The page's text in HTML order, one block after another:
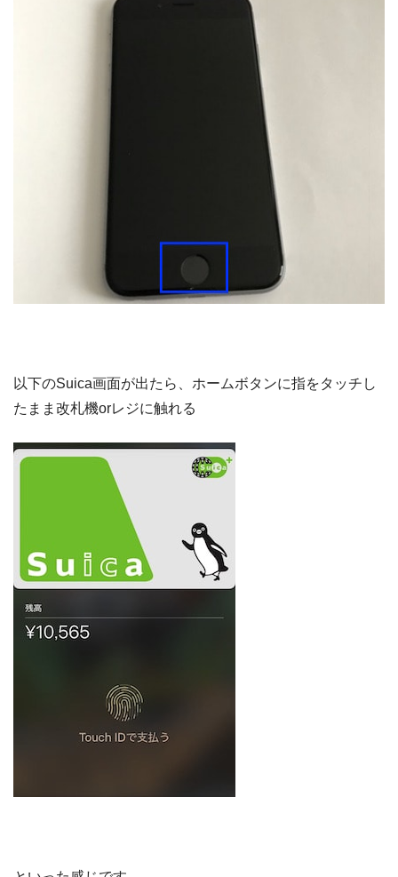
以下のSuica画面が出たら、ホームボタンに指をタッチし
たまま改札機orレジに触れる